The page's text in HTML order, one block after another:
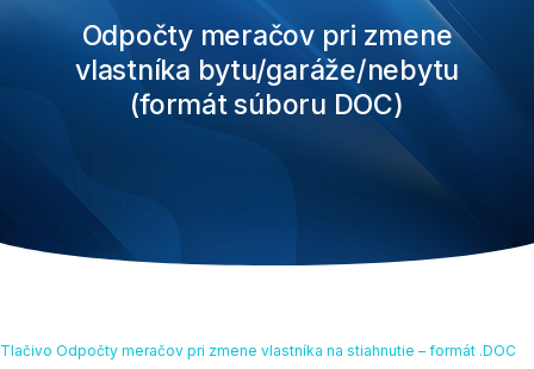
Odpočty meračov pri zmene
vlastníka bytu/garáže/nebytu
(formát súboru DOC)
Tlačivo Odpočty meračov pri zmene vlastníka na stiahnutie – formát .DOC